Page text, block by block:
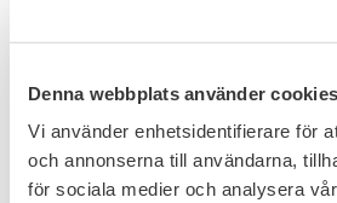
Denna webbplats använder cookies
Vi använder enhetsidentifierare för
och annonserna till användarna,
för sociala medier och analysera
Assault Mid
Taktiska sneakers i tre färgval.
999KR
1 839KR
Zero
1
1